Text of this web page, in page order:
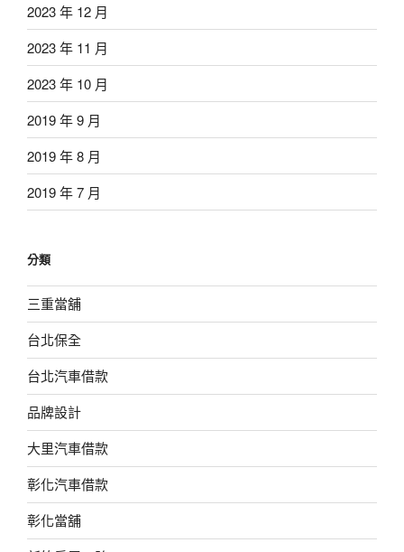
2023 年 12 月
2023 年 11 月
2023 年 10 月
2019 年 9 月
2019 年 8 月
2019 年 7 月
分類
三重當舖
台北保全
台北汽車借款
品牌設計
大里汽車借款
彰化汽車借款
彰化當舖